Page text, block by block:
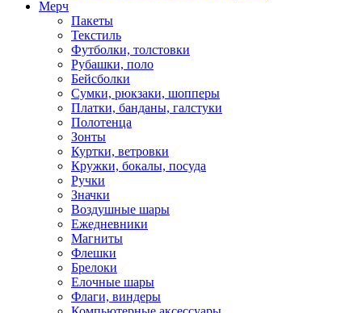
Мерч
Пакеты
Текстиль
Футболки, толстовки
Рубашки, поло
Бейсболки
Cумки, рюкзаки, шопперы
Платки, банданы, галстуки
Полотенца
Зонты
Куртки, ветровки
Кружки, бокалы, посуда
Ручки
Значки
Воздушные шары
Ежедневники
Магниты
Флешки
Брелоки
Елочные шары
Флаги, виндеры